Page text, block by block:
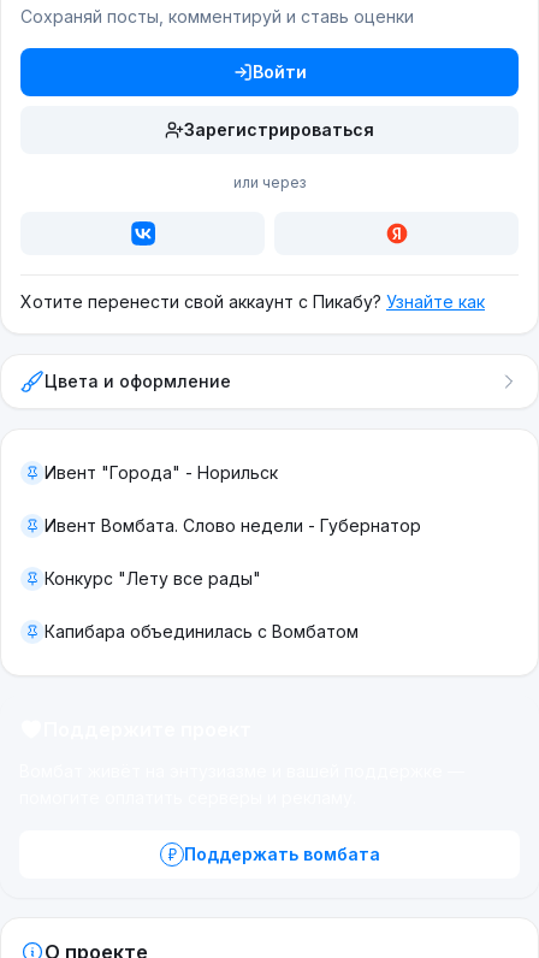
Сохраняй посты, комментируй и ставь оценки
Войти
Зарегистрироваться
или через
Хотите перенести свой аккаунт с Пикабу? Узнайте как
Цвета и оформление
Ивент "Города" - Норильск
Ивент Вомбата. Слово недели - Губернатор
Конкурс "Лету все рады"
Капибара объединилась с Вомбатом
Поддержать вомбата
О проекте